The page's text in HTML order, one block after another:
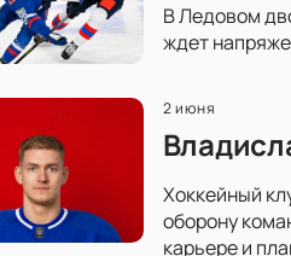
В Ледовом
ждет
2 июня
Хоккейный
оборону
карьере и